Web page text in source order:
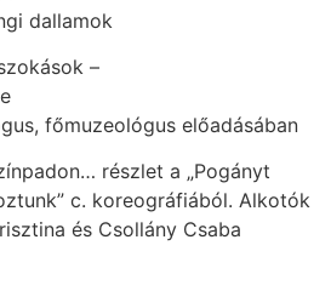
dallamok
–
főmuzeológus előadásában
részlet a „Pogányt
c. koreográfiából. Alkotók
és Csollány Csaba